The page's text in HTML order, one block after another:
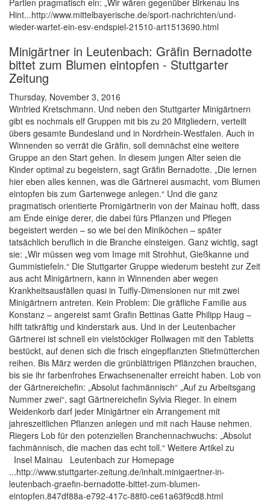
Partien pragmatisch ein: „Wir wären gegenüber Birkenau ins
Hint...http://www.mittelbayerische.de/sport-nachrichten/und-
wieder-wartet-ein-esv-endspiel-21510-art1513690.html
Minigärtner in Leutenbach: Gräfin Bernadotte
bittet zum Blumen eintopfen - Stuttgarter
Zeitung
Thursday, November 3, 2016
Winfried Kretschmann. Und neben den Stuttgarter Minigärtnern
gibt es nochmals elf Gruppen mit bis zu 20 Mitgliedern, verteilt
übers gesamte Bundesland und in Nordrhein-Westfalen. Auch in
Winnenden so verrät die Gräfin, soll demnächst eine weitere
Gruppe an den Start gehen. In diesem jungen Alter seien die
Kinder optimal zu begeistern, sagt Gräfin Bernadotte. „Die lernen
hier eben alles kennen, was die Gärtnerei ausmacht, vom Blumen
eintopfen bis zum Gartenwege anlegen.“ Und die ganz
pragmatisch orientierte Promigärtnerin von der Mainau hofft, dass
am Ende einige derer, die dabei fürs Pflanzen und Pflegen
begeistert werden – so wie bei den Miniköchen – später
tatsächlich beruflich in die Branche einsteigen. Ganz wichtig, sagt
sie: „Wir müssen weg vom Image mit Strohhut, Gießkanne und
Gummistiefeln.“ Die Stuttgarter Gruppe wiederum besteht zur Zeit
aus acht Minigärtnern, kann in Winnenden aber wegen
Krankheitsausfällen quasi in Tuifly-Dimensionen nur mit zwei
Minigärtnern antreten. Kein Problem: Die gräfliche Familie aus
Konstanz – angereist samt Grafin Bettinas Gatte Philipp Haug –
hilft tatkräftig und kinderstark aus. Und in der Leutenbacher
Gärtnerei ist schnell ein vielstöckiger Rollwagen mit den Tabletts
bestückt, auf denen sich die frisch eingepflanzten Stiefmütterchen
reihen. Bis März werden die grünblättrigen Pflänzchen brauchen,
bis sie ihr farbenfrohes Erwachsenenalter erreicht haben. Lob von
der Gärtnereichefin: „Absolut fachmännisch“ „Auf zu Arbeitsgang
Nummer zwei“, sagt Gärtnereichefin Sylvia Rieger. In einem
Weidenkorb darf jeder Minigärtner ein Arrangement mit
jahreszeitlichen Pflanzen anlegen und mit nach Hause nehmen.
Riegers Lob für den potenziellen Branchennachwuchs: „Absolut
fachmännisch, die machen das echt toll.“ Weitere Artikel zu
Insel Mainau Leutenbach zur Homepage
...http://www.stuttgarter-zeitung.de/inhalt.minigaertner-in-
leutenbach-graefin-bernadotte-bittet-zum-blumen-
eintopfen.847df88a-e792-417c-88f0-ce61a63f9cd8.html